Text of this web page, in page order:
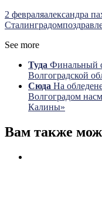
2 февраляалександра
Сталинградом
See more
Туда Финальный
Волгоградской
Сюда На
Волгоградом
Калины»
Вам также